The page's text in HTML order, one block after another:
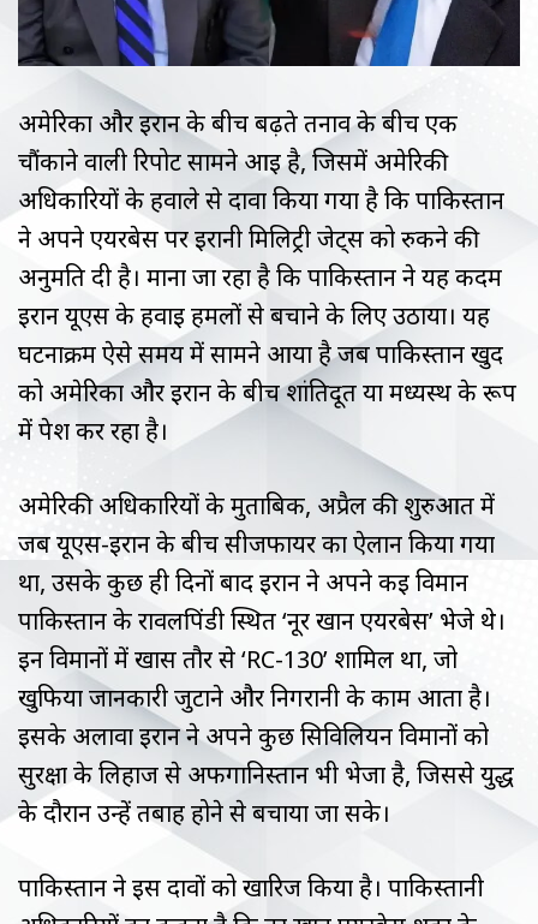
अमेरिका और ईरान के बीच बढ़ते तनाव के बीच एक
चौंकाने वाली रिपोर्ट सामने आई है, जिसमें अमेरिकी
अधिकारियों के हवाले से दावा किया गया है कि पाकिस्तान
ने अपने एयरबेस पर ईरानी मिलिट्री जेट्स को रुकने की
अनुमति दी है। माना जा रहा है कि पाकिस्तान ने यह कदम
ईरान यूएस के हवाई हमलों से बचाने के लिए उठाया। यह
घटनाक्रम ऐसे समय में सामने आया है जब पाकिस्तान खुद
को अमेरिका और ईरान के बीच शांतिदूत या मध्यस्थ के रूप
में पेश कर रहा है।
अमेरिकी अधिकारियों के मुताबिक, अप्रैल की शुरुआत में
जब यूएस-ईरान के बीच सीजफायर का ऐलान किया गया
था, उसके कुछ ही दिनों बाद ईरान ने अपने कई विमान
पाकिस्तान के रावलपिंडी स्थित ‘नूर खान एयरबेस’ भेजे थे।
इन विमानों में खास तौर से ‘RC-130’ शामिल था, जो
खुफिया जानकारी जुटाने और निगरानी के काम आता है।
इसके अलावा ईरान ने अपने कुछ सिविलियन विमानों को
सुरक्षा के लिहाज से अफगानिस्तान भी भेजा है, जिससे युद्ध
के दौरान उन्हें तबाह होने से बचाया जा सके।
पाकिस्तान ने इस दावों को खारिज किया है। पाकिस्तानी